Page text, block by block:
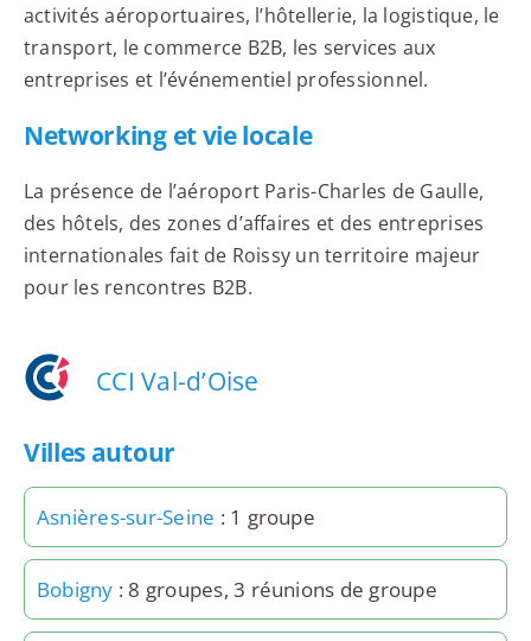
activités aéroportuaires, l’hôtellerie, la logistique, le
transport, le commerce B2B, les services aux
entreprises et l’événementiel professionnel.
Networking et vie locale
La présence de l’aéroport Paris-Charles de Gaulle,
des hôtels, des zones d’affaires et des entreprises
internationales fait de Roissy un territoire majeur
pour les rencontres B2B.
CCI Val-d’Oise
Villes autour
Asnières-sur-Seine : 1 groupe
Bobigny : 8 groupes, 3 réunions de groupe